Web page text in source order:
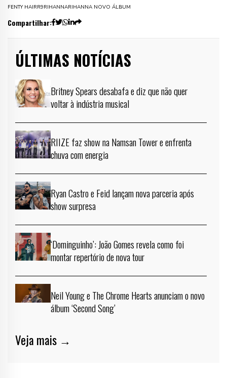
FENTY HAIRR9RIHANNARIHANNA NOVO ÁLBUM
Compartilhar:
ÚLTIMAS NOTÍCIAS
Britney Spears desabafa e diz que não quer
voltar à indústria musical
RIIZE faz show na Namsan Tower e enfrenta
chuva com energia
Ryan Castro e Feid lançam nova parceria após
show surpresa
‘Dominguinho’: João Gomes revela como foi
montar repertório de nova tour
Neil Young e The Chrome Hearts anunciam o novo
álbum ‘Second Song’
Veja mais →